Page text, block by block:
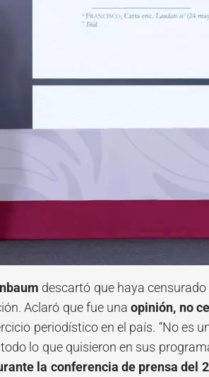
descartó que haya
Aclaró que fue una opinión, no
periodístico en el país. “No es
lo que quisieron en sus
la conferencia de prensa del